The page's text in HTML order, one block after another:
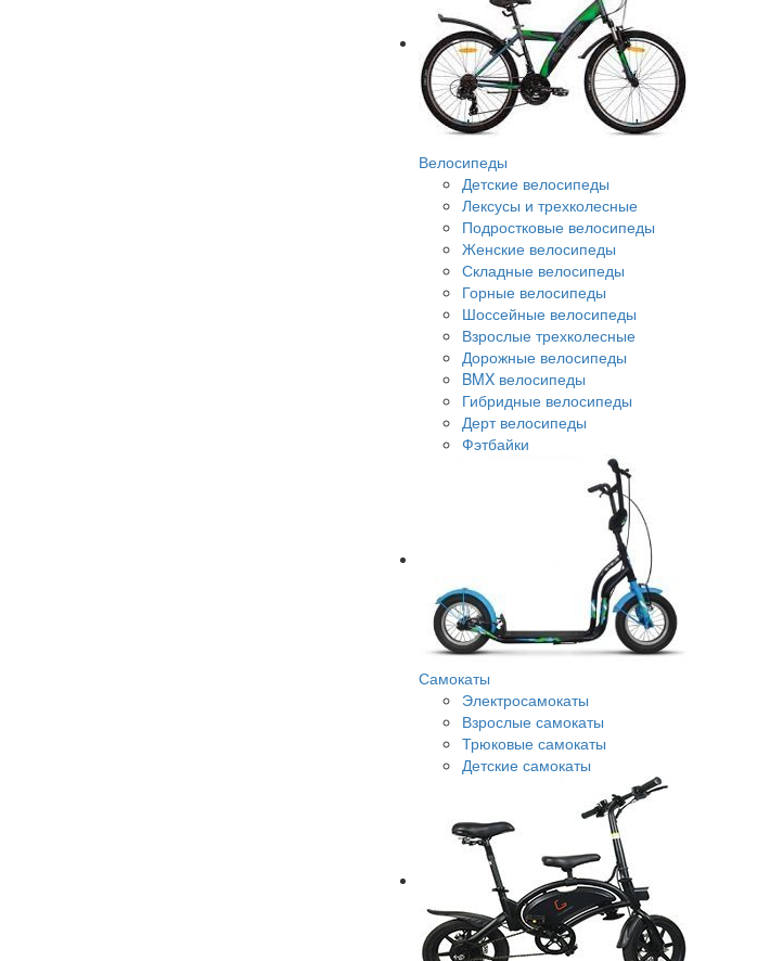
Велосипеды
Детские велосипеды
Лексусы и трехколесные
Подростковые велосипеды
Женские велосипеды
Складные велосипеды
Горные велосипеды
Шоссейные велосипеды
Взрослые трехколесные
Дорожные велосипеды
BMX велосипеды
Гибридные велосипеды
Дерт велосипеды
Фэтбайки
Самокаты
Электросамокаты
Взрослые самокаты
Трюковые самокаты
Детские самокаты